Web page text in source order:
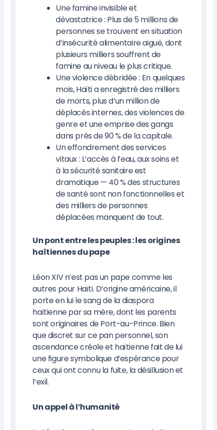
Une famine invisible et
dévastatrice : Plus de 5 millions de
personnes se trouvent en situation
d’insécurité alimentaire aiguë, dont
plusieurs milliers souffrent de
famine au niveau le plus critique.
Une violence débridée : En quelques
mois, Haïti a enregistré des milliers
de morts, plus d’un million de
déplacés internes, des violences de
genre et une emprise des gangs
dans près de 90 % de la capitale.
Un effondrement des services
vitaux : L’accès à l’eau, aux soins et
à la sécurité sanitaire est
dramatique — 40 % des structures
de santé sont non fonctionnelles et
des milliers de personnes
déplacées manquent de tout.
Un pont entre les peuples : les origines
haïtiennes du pape
Léon XIV n’est pas un pape comme les
autres pour Haïti. D’origine américaine, il
porte en lui le sang de la diaspora
haïtienne par sa mère, dont les parents
sont originaires de Port-au-Prince. Bien
que discret sur ce pan personnel, son
ascendance créole et haïtienne fait de lui
une figure symbolique d’espérance pour
ceux qui ont connu la fuite, la désillusion et
l’exil.
Un appel à l’humanité